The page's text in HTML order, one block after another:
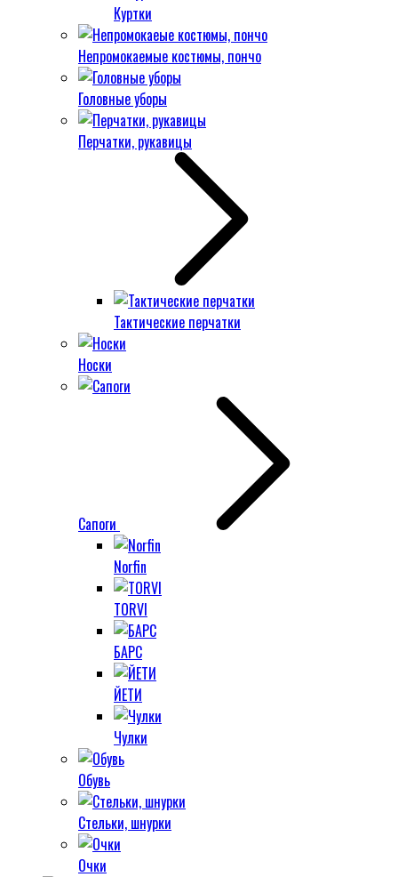
Куртки
Непромокаемые костюмы, пончо
Головные уборы
Перчатки, рукавицы
Тактические перчатки
Носки
Сапоги
Norfin
TORVI
БАРС
ЙЕТИ
Чулки
Обувь
Стельки, шнурки
Очки